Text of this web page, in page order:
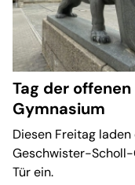
Tag der
Gymnasium
Diesen Freitag
Geschwister-Scholl-
Tür ein.